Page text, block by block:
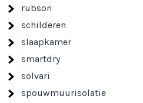
rubson
schilderen
slaapkamer
smartdry
solvari
spouwmuurisolatie